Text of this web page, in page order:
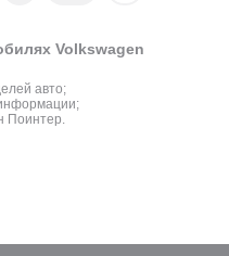
Volkswagen
авто;
Поинтер.